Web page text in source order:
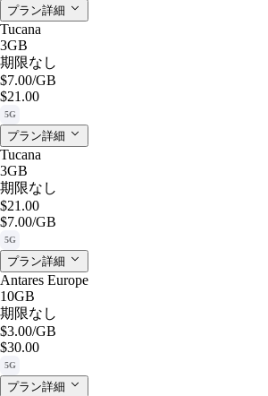
プラン詳細
Tucana
3GB
期限なし
$7.00/GB
$21.00
5G
プラン詳細
Tucana
3GB
期限なし
$21.00
$7.00/GB
5G
プラン詳細
Antares Europe
10GB
期限なし
$3.00/GB
$30.00
5G
プラン詳細